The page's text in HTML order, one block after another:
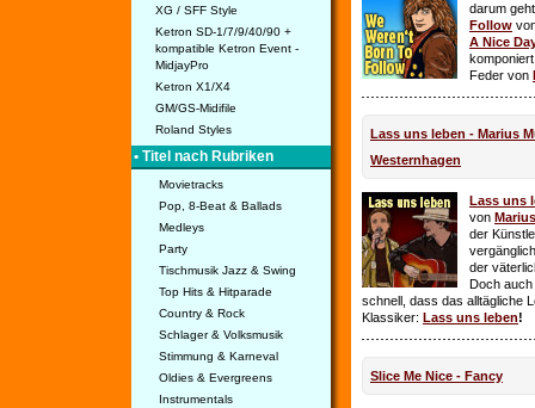
XG / SFF Style
Ketron SD-1/7/9/40/90 +
kompatible Ketron Event -
MidjayPro
Ketron X1/X4
GM/GS-Midifile
Roland Styles
• Titel nach Rubriken
Movietracks
Pop, 8-Beat & Ballads
Medleys
Party
Tischmusik Jazz & Swing
Top Hits & Hitparade
Country & Rock
Schlager & Volksmusik
Stimmung & Karneval
Oldies & Evergreens
Instrumentals
darum
Follow
A Nice
Feder von
Lass uns leben - Marius
Westernhagen
Lass uns
von
der
der
Doch auch
schnell, dass das alltägliche
Klassiker: Lass uns leben!
Slice Me Nice - Fancy